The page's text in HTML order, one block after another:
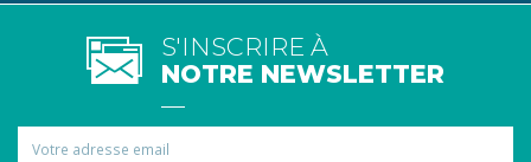
S'INSCRIRE À
NOTRE NEWSLETTER